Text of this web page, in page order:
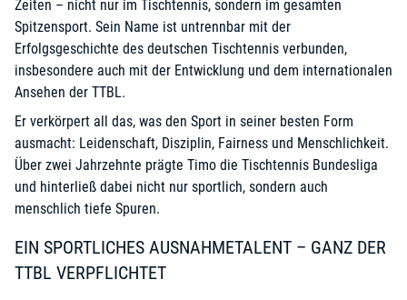
Zeiten – nicht nur im Tischtennis, sondern im gesamten
Spitzensport. Sein Name ist untrennbar mit der
Erfolgsgeschichte des deutschen Tischtennis verbunden,
insbesondere auch mit der Entwicklung und dem internationalen
Ansehen der TTBL.
Er verkörpert all das, was den Sport in seiner besten Form
ausmacht: Leidenschaft, Disziplin, Fairness und Menschlichkeit.
Über zwei Jahrzehnte prägte Timo die Tischtennis Bundesliga
und hinterließ dabei nicht nur sportlich, sondern auch
menschlich tiefe Spuren.
EIN SPORTLICHES AUSNAHMETALENT – GANZ DER
TTBL VERPFLICHTET